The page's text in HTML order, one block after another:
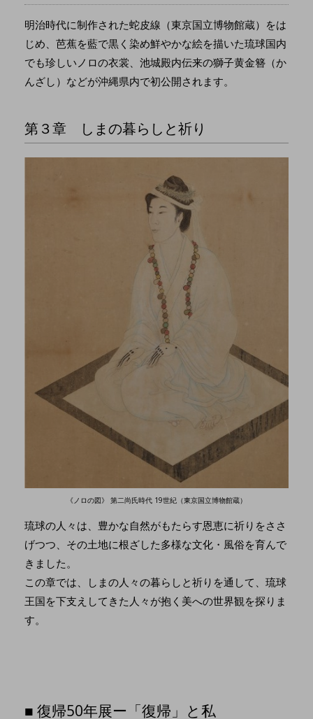
明治時代に制作された蛇皮線（東京国立博物館蔵）をは
じめ、芭蕉を藍で黒く染め鮮やかな絵を描いた琉球国内
でも珍しいノロの衣裳、池城殿内伝来の獅子黄金簪（か
んざし）などが沖縄県内で初公開されます。
第３章 しまの暮らしと祈り
《ノロの図》 第二尚氏時代 19世紀（東京国立博物館蔵）
琉球の人々は、豊かな自然がもたらす恩恵に祈りをささ
げつつ、その土地に根ざした多様な文化・風俗を育んで
きました。
この章では、しまの人々の暮らしと祈りを通して、琉球
王国を下支えしてきた人々が抱く美への世界観を探りま
す。
■ 復帰50年展ー「復帰」と私